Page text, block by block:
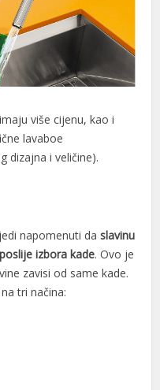
više cijenu, kao i
lavaboe
dizajna i veličine).
napomenuti da slavinu
izbora kade. Ovo je
zavisi od same kade.
tri načina: